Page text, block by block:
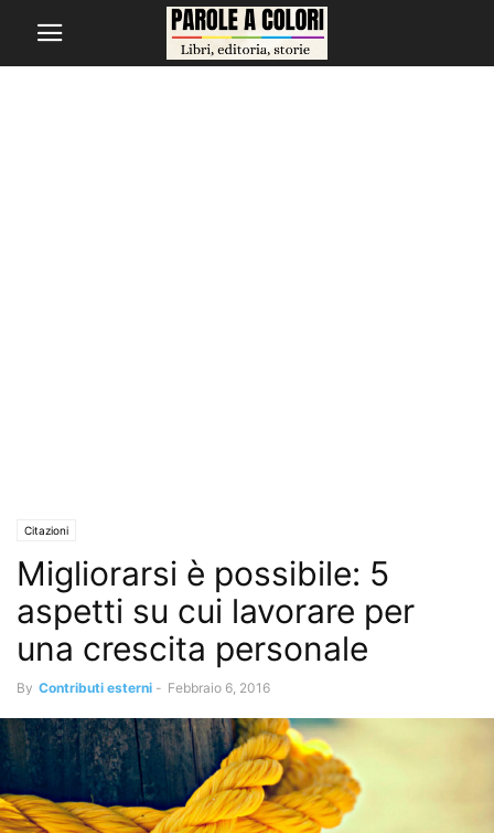
Citazioni
Migliorarsi è possibile: 5
aspetti su cui lavorare per
una crescita personale
By Contributi esterni - Febbraio 6, 2016